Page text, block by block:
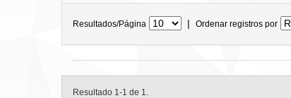
Resultados/Página | Ordenar registros por
Resultado 1-1 de 1.